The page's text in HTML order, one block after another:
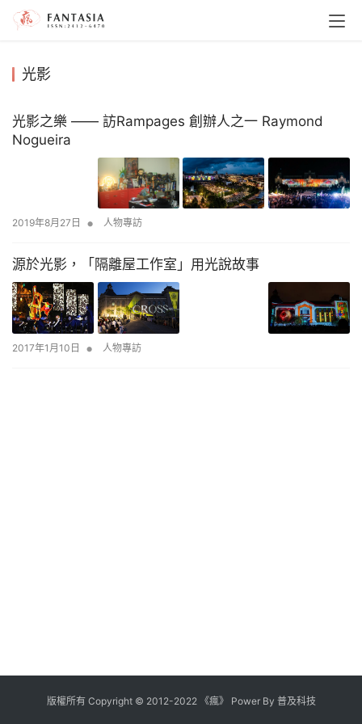
光影
光影之樂 —— 訪Rampages 創辦人之一 Raymond
Nogueira
2019年8月27日 • 人物專訪
源於光影，「隔離屋工作室」用光說故事
2017年1月10日 • 人物專訪
版權所有 Copyright © 2012-2022《瘋》 Power By 普及科技